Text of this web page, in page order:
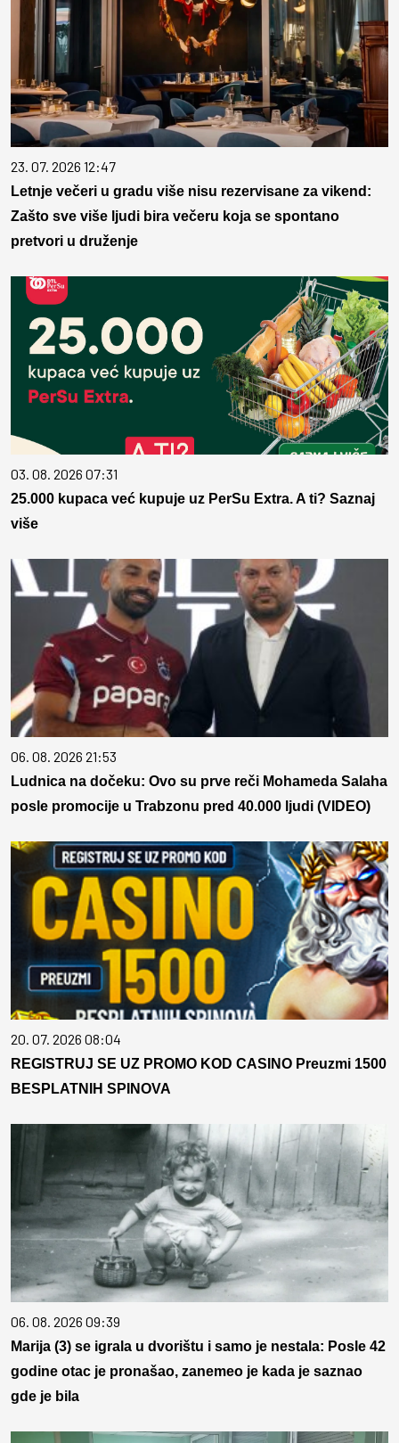
23. 07. 2026 12:47
Letnje večeri u gradu više nisu rezervisane za vikend:
Zašto sve više ljudi bira večeru koja se spontano
pretvori u druženje
03. 08. 2026 07:31
25.000 kupaca već kupuje uz PerSu Extra. A ti? Saznaj
više
06. 08. 2026 21:53
Ludnica na dočeku: Ovo su prve reči Mohameda Salaha
posle promocije u Trabzonu pred 40.000 ljudi (VIDEO)
20. 07. 2026 08:04
REGISTRUJ SE UZ PROMO KOD CASINO Preuzmi 1500
BESPLATNIH SPINOVA
06. 08. 2026 09:39
Marija (3) se igrala u dvorištu i samo je nestala: Posle 42
godine otac je pronašao, zanemeo je kada je saznao
gde je bila